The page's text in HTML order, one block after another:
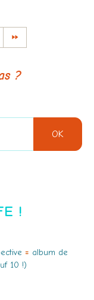
?
OK
!
= album de
10 !)